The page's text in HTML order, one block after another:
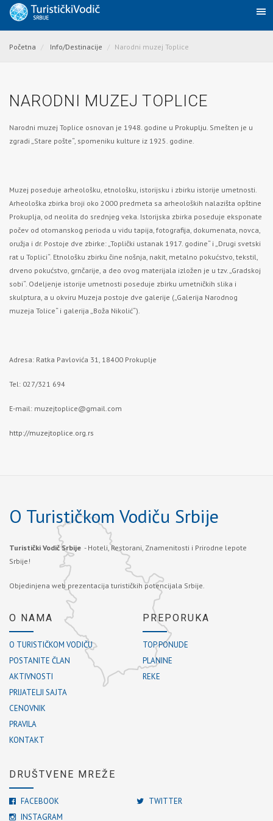
Početna Info/Destinacije Narodni muzej Toplice
NARODNI MUZEJ TOPLICE
Narodni muzej Toplice osnovan je 1948. godine u Prokuplju. Smešten je u
zgradi „Stare pošte“, spomeniku kulture iz 1925. godine.
Muzej poseduje arheološku, etnološku, istorijsku i zbirku istorije umetnosti.
Arheološka zbirka broji oko 2000 predmeta sa arheoloških nalazišta opštine
Prokuplja, od neolita do srednjeg veka. Istorijska zbirka poseduje eksponate
počev od otomanskog perioda u vidu tapija, fotografija, dokumenata, novca,
oružja i dr. Postoje dve zbirke: „Toplički ustanak 1917. godine“ i „Drugi svetski
rat u Toplici“. Etnološku zbirku čine nošnja, nakit, metalno pokućstvo, tekstil,
drveno pokućstvo, grnčarije, a deo ovog materijala izložen je u tzv. „Gradskoj
sobi“. Odeljenje istorije umetnosti poseduje zbirku umetničkih slika i
skulptura, a u okviru Muzeja postoje dve galerije („Galerija Narodnog
muzeja Tolice“ i galerija „Boža Nikolić“).
Adresa: Ratka Pavlovića 31, 18400 Prokuplje
Tel: 027/321 694
E-mail: muzejtoplice@gmail.com
http://muzejtoplice.org.rs
O Turističkom Vodiču Srbije
Turistički Vodič Srbije - Hoteli, Restorani, Znamenitosti i Prirodne lepote
Srbije!
Objedinjena web prezentacija turističkih potencijala Srbije.
O NAMA
O TURISTIČKOM VODIČU
POSTANITE ČLAN
AKTIVNOSTI
PRIJATELJI SAJTA
CENOVNIK
PRAVILA
KONTAKT
PREPORUKA
TOP PONUDE
PLANINE
REKE
DRUŠTVENE MREŽE
FACEBOOK
TWITTER
INSTAGRAM